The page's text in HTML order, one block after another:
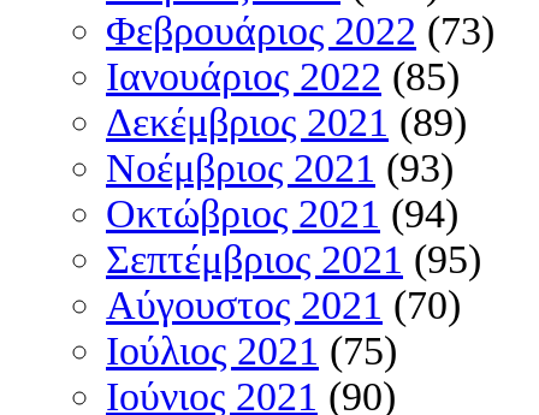
Φεβρουάριος 2022 (73)
Ιανουάριος 2022 (85)
Δεκέμβριος 2021 (89)
Νοέμβριος 2021 (93)
Οκτώβριος 2021 (94)
Σεπτέμβριος 2021 (95)
Αύγουστος 2021 (70)
Ιούλιος 2021 (75)
Ιούνιος 2021 (90)